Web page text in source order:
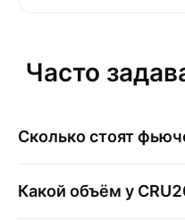
Часто
Сколько стоят
Какой объём у